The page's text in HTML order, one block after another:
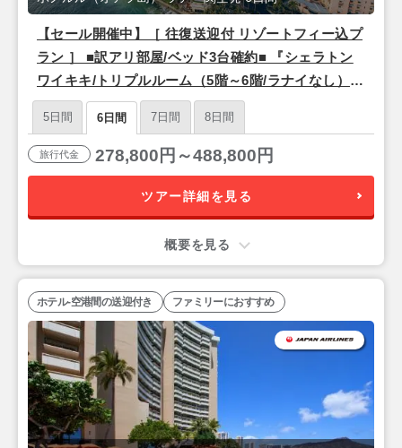
【セール開催中】［ 往復送迎付 リゾートフィー込プ
ラン ］ ■訳アリ部屋/ベッド3台確約■ 『シェラトン
ワイキキ/トリプルルーム（5階～6階/ラナイなし）』
＜関空発 日本航空利用＞ 4泊6日間
5日間 6日間 7日間 8日間
旅行代金 278,800円～488,800円
ツアー詳細を見る
概要を見る
ホテル-空港間の送迎付き ファミリーにおすすめ